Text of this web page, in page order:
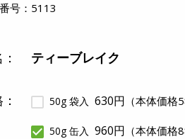
号： 5113
ティーブレイク
50g 袋入 630円 （本体価格
50g 缶入 960円 （本体価格